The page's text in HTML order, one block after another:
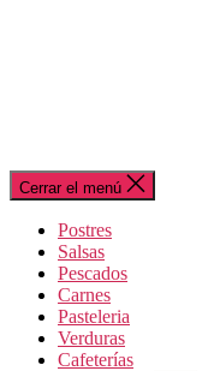
Cerrar el menú
Postres
Salsas
Pescados
Carnes
Pasteleria
Verduras
Cafeterías